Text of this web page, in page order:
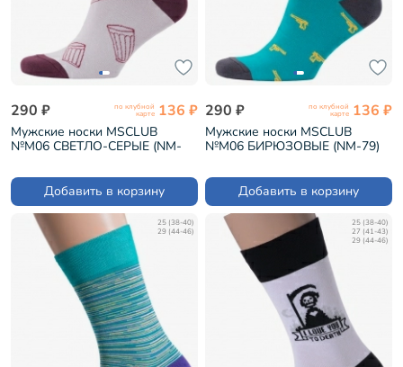
290 ₽ по клубной
карте 136 ₽
Мужские носки MSCLUB
№М06 СВЕТЛО-СЕРЫЕ (NM-
Добавить в корзину
290 ₽ по клубной
карте 136 ₽
Мужские носки MSCLUB
№М06 БИРЮЗОВЫЕ (NM-79)
Добавить в корзину
25 (38-40)
29 (44-46)
25 (38-40)
27 (41-43)
29 (44-46)